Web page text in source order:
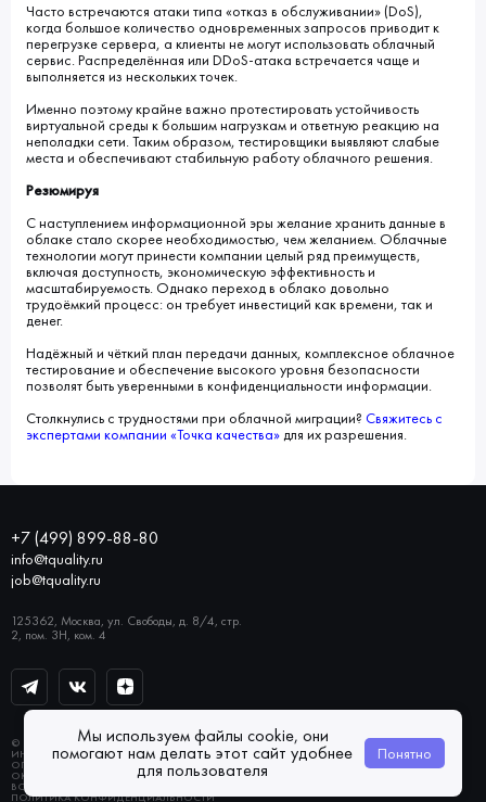
Часто встречаются атаки типа «отказ в обслуживании» (DoS),
когда большое количество одновременных запросов приводит к
перегрузке сервера, а клиенты не могут использовать облачный
сервис. Распределённая или DDoS-атака встречается чаще и
выполняется из нескольких точек.
Именно поэтому крайне важно протестировать устойчивость
виртуальной среды к большим нагрузкам и ответную реакцию на
неполадки сети. Таким образом, тестировщики выявляют слабые
места и обеспечивают стабильную работу облачного решения.
Резюмируя
С наступлением информационной эры желание хранить данные в
облаке стало скорее необходимостью, чем желанием. Облачные
технологии могут принести компании целый ряд преимуществ,
включая доступность, экономическую эффективность и
масштабируемость. Однако переход в облако довольно
трудоёмкий процесс: он требует инвестиций как времени, так и
денег.
Надёжный и чёткий план передачи данных, комплексное облачное
тестирование и обеспечение высокого уровня безопасности
позволят быть уверенными в конфиденциальности информации.
Столкнулись с трудностями при облачной миграции? Свяжитесь с
экспертами компании «Точка качества»для их разрешения.
+7 (499) 899-88-80
info@tquality.ru
job@tquality.ru
125362, Москва, ул. Свободы, д. 8/4, стр.
2, пом. 3Н, ком. 4
© 2026 «ТОЧКА КАЧЕСТВА»
ИНН 7733832764
ОГРН 1137746147494
ОКВЭД 62.0
ВСЕ ПРАВА ЗАЩИЩЕНЫ
ПОЛИТИКА КОНФИДЕНЦИАЛЬНОСТИ
Мы используем файлы cookie, они
помогают нам делать этот сайт удобнее
для пользователя
Понятно